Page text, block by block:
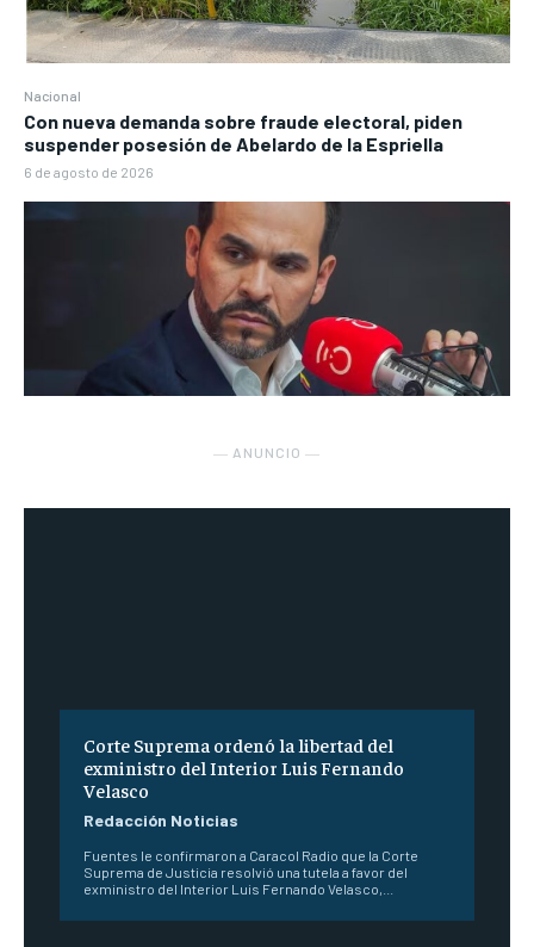
Nacional
Con nueva demanda sobre fraude electoral, piden
suspender posesión de Abelardo de la Espriella
6 de agosto de 2026
― ANUNCIO ―
Corte Suprema ordenó la libertad del
exministro del Interior Luis Fernando
Velasco
Redacción Noticias
Fuentes le confirmaron a Caracol Radio que la Corte
Suprema de Justicia resolvió una tutela a favor del
exministro del Interior Luis Fernando Velasco,...